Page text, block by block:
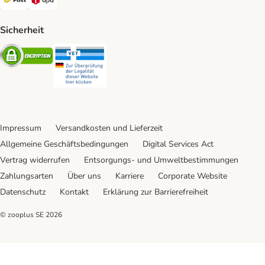
Sicherheit
Security
Impressum
Versandkosten und Lieferzeit
Allgemeine Geschäftsbedingungen
Digital Services Act
Vertrag widerrufen
Entsorgungs- und Umweltbestimmungen
Zahlungsarten
Über uns Karriere
Corporate Website
Datenschutz
Kontakt Erklärung zur Barrierefreiheit
© zooplus SE 2026